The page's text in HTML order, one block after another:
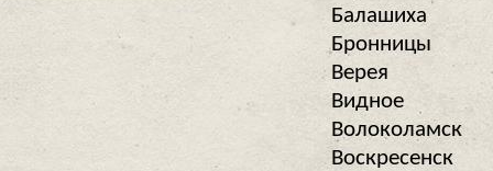
Балашиха
Бронницы
Верея
Видное
Волоколамск
Воскресенск